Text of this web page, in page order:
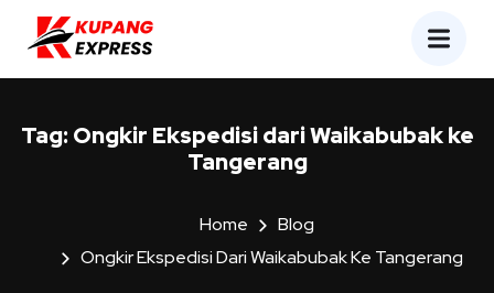
Tag: Ongkir Ekspedisi dari Waikabubak ke
Tangerang
Home
Blog
Ongkir Ekspedisi Dari Waikabubak Ke Tangerang